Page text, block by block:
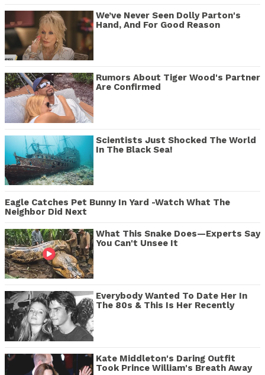
We’ve Never Seen Dolly Parton's
Hand, And For Good Reason
Rumors About Tiger Wood's Partner
Are Confirmed
Scientists Just Shocked The World
In The Black Sea!
Eagle Catches Pet Bunny In Yard -Watch What The
Neighbor Did Next
What This Snake Does—Experts Say
You Can't Unsee It
Everybody Wanted To Date Her In
The 80s & This Is Her Recently
Kate Middleton's Daring Outfit
Took Prince William's Breath Away